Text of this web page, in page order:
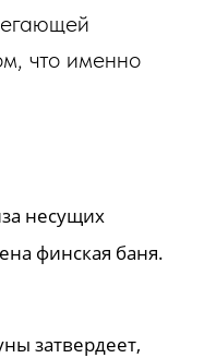
что именно
несущих
финская баня.
затвердеет,